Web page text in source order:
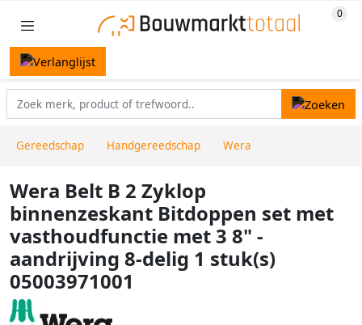
Gereedschap Handgereedschap Wera
Wera Belt B 2 Zyklop
binnenzeskant Bitdoppen set met
vasthoudfunctie met 3 8" -
aandrijving 8-delig 1 stuk(s)
05003971001